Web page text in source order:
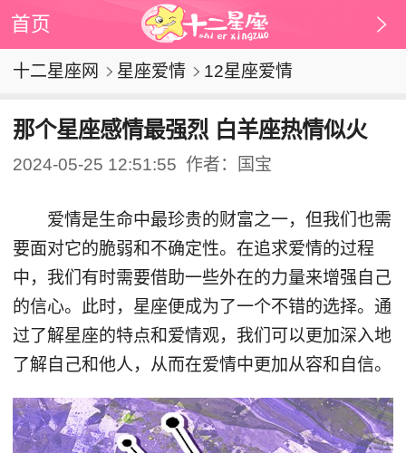
首页
十二星座网 星座爱情 12星座爱情
那个星座感情最强烈 白羊座热情似火
2024-05-25 12:51:55 作者：国宝
爱情是生命中最珍贵的财富之一，但我们也需
要面对它的脆弱和不确定性。在追求爱情的过程
中，我们有时需要借助一些外在的力量来增强自己
的信心。此时，星座便成为了一个不错的选择。通
过了解星座的特点和爱情观，我们可以更加深入地
了解自己和他人，从而在爱情中更加从容和自信。